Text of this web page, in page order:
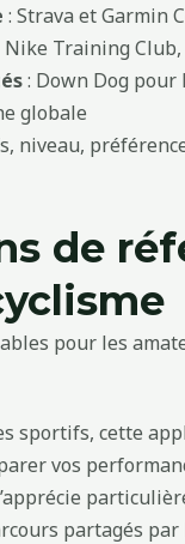
: Strava et Garmin
Nike Training
: Down Dog
globale
niveau,
de
pour les
sportifs, cette
vos
partagés par